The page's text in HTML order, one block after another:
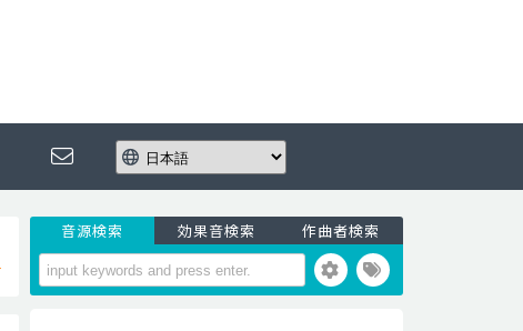
音源検索 効果音検索 作曲者検索